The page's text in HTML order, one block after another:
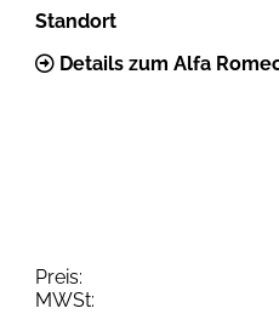
Standort
Details zum Alfa
Preis:
MWSt: